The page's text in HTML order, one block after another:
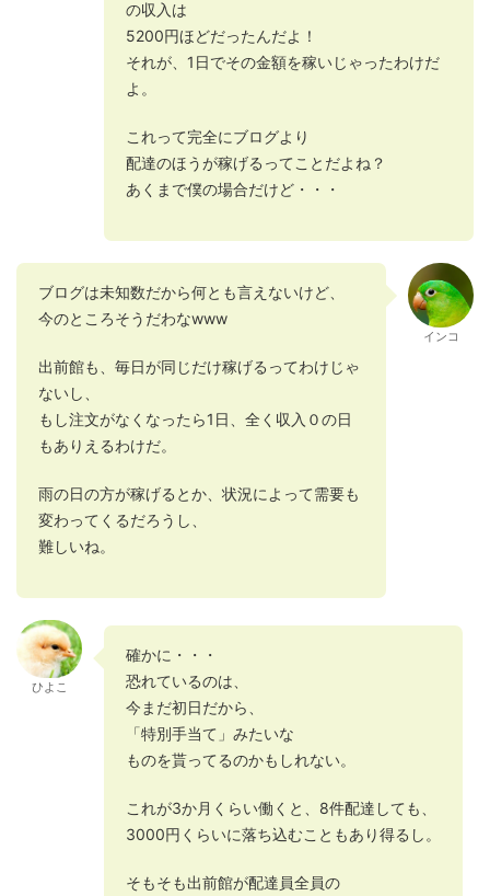
の収入は
5200円ほどだったんだよ！
それが、1日でその金額を稼いじゃったわけだ
よ。
これって完全にブログより
配達のほうが稼げるってことだよね？
あくまで僕の場合だけど・・・
ブログは未知数だから何とも言えないけど、
今のところそうだわなwww
出前館も、毎日が同じだけ稼げるってわけじゃ
ないし、
もし注文がなくなったら1日、全く収入０の日
もありえるわけだ。
雨の日の方が稼げるとか、状況によって需要も
変わってくるだろうし、
難しいね。
インコ
ひよこ
確かに・・・
恐れているのは、
今まだ初日だから、
「特別手当て」みたいな
ものを貰ってるのかもしれない。
これが3か月くらい働くと、8件配達しても、
3000円くらいに落ち込むこともあり得るし。
そもそも出前館が配達員全員の